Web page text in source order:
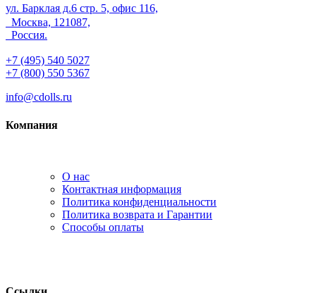
ул. Барклая д.6 стр. 5, офис 116,
Москва, 121087,
Россия.
+7 (495) 540 5027
+7 (800) 550 5367
info@cdolls.ru
Компания
О нас
Контактная информация
Политика конфиденциальности
Политика возврата и Гарантии
Способы оплаты